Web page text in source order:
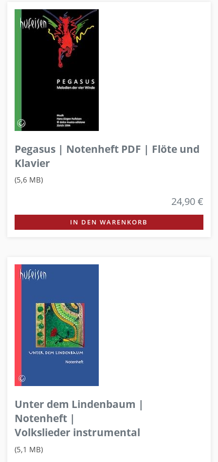
Pegasus | Notenheft PDF | Flöte und
Klavier
(5,6 MB)
24,90 €
IN DEN WARENKORB
Unter dem Lindenbaum |
Notenheft |
Volkslieder instrumental
(5,1 MB)